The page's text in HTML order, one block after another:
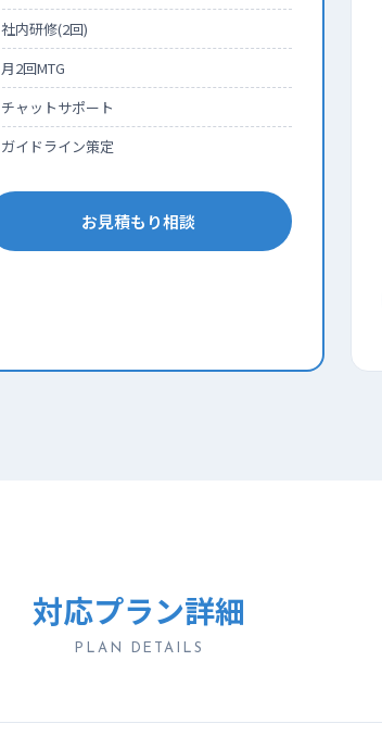
社内研修(2回)
月2回MTG
チャットサポート
ガイドライン策定
お見積もり相談
対応プラン詳細
PLAN DETAILS